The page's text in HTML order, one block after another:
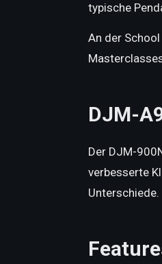
typische
An der
DJM-
Der DJM-
verbesserte
Unterschiede.